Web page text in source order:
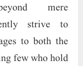
mere
strive to
to both the
few who hold